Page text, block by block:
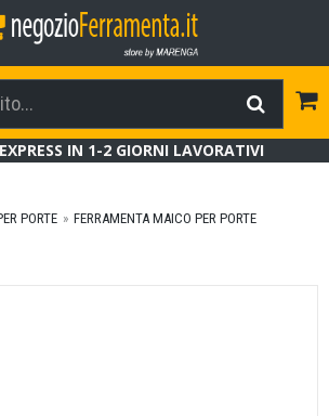
IN 1-2 GIORNI LAVORATIVI
PORTE FERRAMENTA MAICO PER PORTE